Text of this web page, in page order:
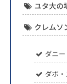
ユタ大の
クレムソ
ダニ
ダボ